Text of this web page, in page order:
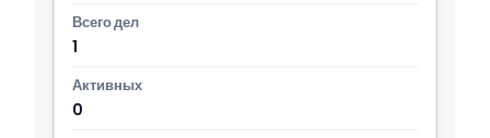
1
0